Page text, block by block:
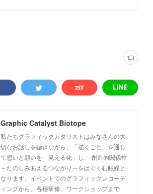
Graphic Catalyst Biotope
私たちグラフィックカタリストはみなさんの大
切なお話しを聴きながら、「描くこと」を通し
て想いと願いを「見える化」し、 創造的関係性
～たのしみあえるつながり～をはぐくむ触媒と
なります。イベントでのグラフィックレコーデ
ィングから、各種研修、ワークショップまで